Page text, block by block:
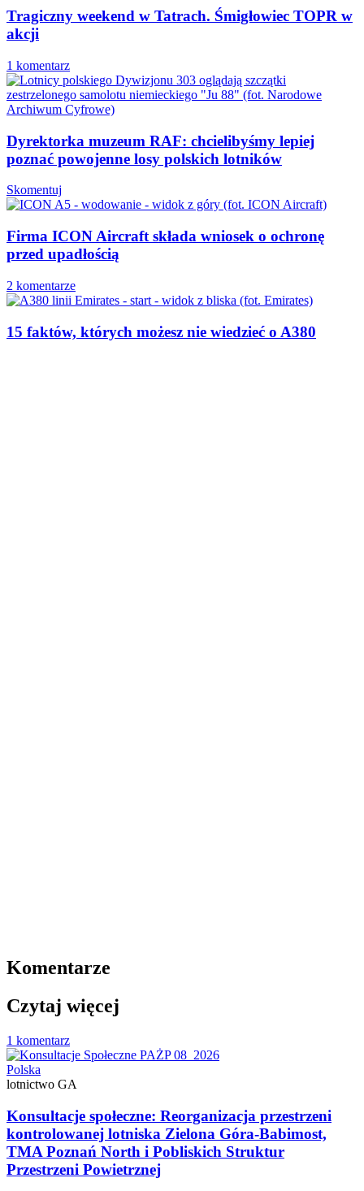
Tragiczny weekend w Tatrach. Śmigłowiec TOPR w
akcji
1 komentarz
Dyrektorka muzeum RAF: chcielibyśmy lepiej
poznać powojenne losy polskich lotników
Skomentuj
Firma ICON Aircraft składa wniosek o ochronę
przed upadłością
2 komentarze
15 faktów, których możesz nie wiedzieć o A380
Komentarze
Czytaj więcej
1 komentarz
Polska
lotnictwo GA
Konsultacje społeczne: Reorganizacja przestrzeni
kontrolowanej lotniska Zielona Góra-Babimost,
TMA Poznań North i Pobliskich Struktur
Przestrzeni Powietrznej